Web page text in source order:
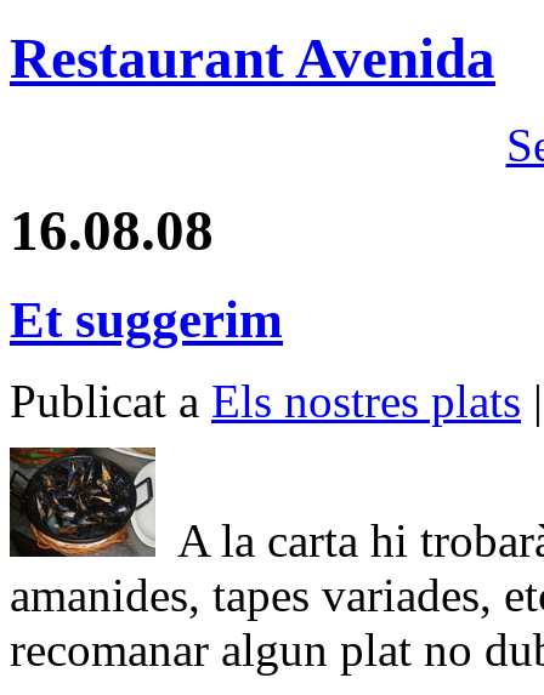
Restaurant Avenida
16.08.08
Et suggerim
Publicat a Els nostres plats
A la carta hi
amanides, tapes variades,
recomanar algun plat no